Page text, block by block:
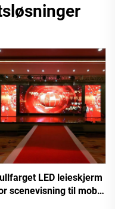
LED leieskjerm
scenevisning til mobil